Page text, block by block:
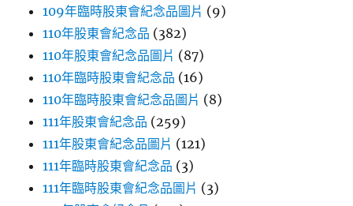
109年臨時股東會紀念品圖片 (9)
110年股東會紀念品 (382)
110年股東會紀念品圖片 (87)
110年臨時股東會紀念品 (16)
110年臨時股東會紀念品圖片 (8)
111年股東會紀念品 (259)
111年股東會紀念品圖片 (121)
111年臨時股東會紀念品 (3)
111年臨時股東會紀念品圖片 (3)